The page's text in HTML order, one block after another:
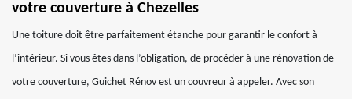
votre couverture à Chezelles
Une toiture doit être parfaitement étanche pour garantir le confort à
l’intérieur. Si vous êtes dans l’obligation, de procéder à une rénovation de
votre couverture, Guichet Rénov est un couvreur à appeler. Avec son